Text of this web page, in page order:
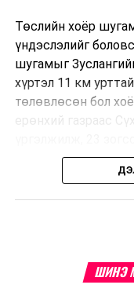
Төслийн хоёр
үндэслэлийг
шугамыг
хүртэл 11 км
төлөвлөсөн бол
ерөнхий газраас
Төслийг бүрэн
Трамвайн
суурилсан хот
ШИНЭ